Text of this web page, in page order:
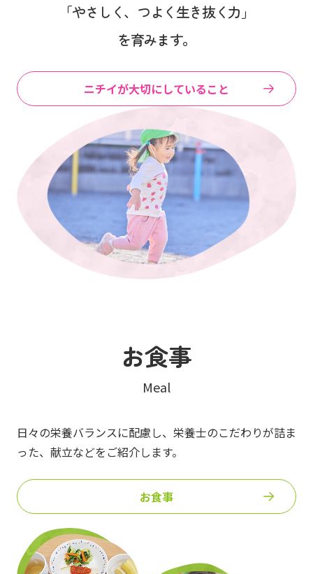
「やさしく、つよく生き抜く力」
を育みます。
ニチイが大切にしていること
お食事
Meal
日々の栄養バランスに配慮し、栄養士のこだわりが詰ま
った、 献立などをご紹介します。
お食事